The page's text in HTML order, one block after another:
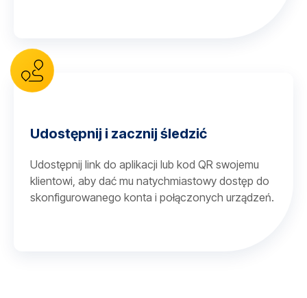
Udostępnij i zacznij śledzić
Udostępnij link do aplikacji lub kod QR swojemu
klientowi, aby dać mu natychmiastowy dostęp do
skonfigurowanego konta i połączonych urządzeń.